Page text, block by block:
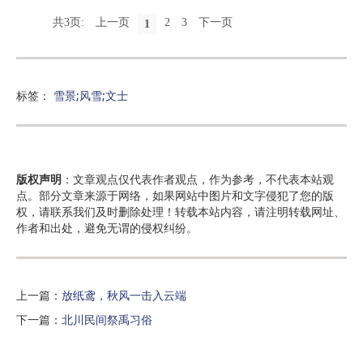
共3页: 上一页 1 2 3 下一页
标签： 雪景;风雪;文士
版权声明 ：文章观点仅代表作者观点，作为参考，不代表本站观
点。部分文章来源于网络，如果网站中图片和文字侵犯了您的版
权，请联系我们及时删除处理！转载本站内容，请注明转载网址、
作者和出处，避免无谓的侵权纠纷。
上一篇： 放纸鸢，秋风一击入云端
下一篇： 北川民间祭禹习俗